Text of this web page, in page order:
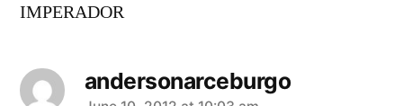
IMPERADOR
andersonarceburgo